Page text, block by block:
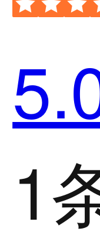
1